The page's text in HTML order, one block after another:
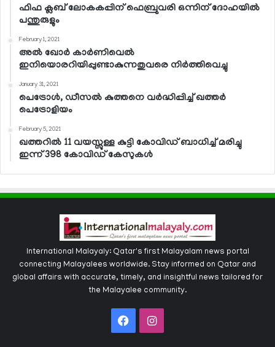
ഫിഫ ക്ലബ് ലോകകപ്പിന് ഫെബ്രുവരി ഒന്നിന് ദോഹയില്‍
പന്തുരുളും
February 1, 2021
അല്‍ ഖോര്‍ കാര്‍ണിവെല്‍
ഇനിയൊരറിയിപ്പുണ്ടാകുന്നതുവരെ നിര്‍ത്തിവെച്ചു
January 31, 2021
പെട്രോള്‍, ഡീസല്‍ കുത്തനെ വര്‍ദ്ധിപ്പിച്ച് ഖത്തര്‍
പെട്രോളിയം
February 5, 2021
ഖത്തറില്‍ 11 വയസ്സുള്ള കുട്ടി കോവിഡ് ബാധിച്ച് മരിച്ചു
ഇന്ന് 398 കോവിഡ് കേസുകള്‍
International Malayaly: Qatar's first Malayalam news portal
connecting Malayalees worldwide. Stay informed on Qatar and
global affairs with accurate, timely, and insightful news tailored for
the Malayalee community.
FacebookInstagram